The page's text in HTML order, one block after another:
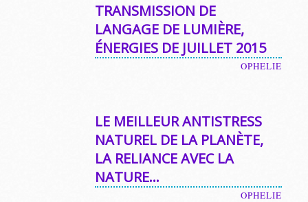
TRANSMISSION DE
LANGAGE DE LUMIÈRE,
ÉNERGIES DE JUILLET 2015
OPHELIE
LE MEILLEUR ANTISTRESS
NATUREL DE LA PLANÈTE,
LA RELIANCE AVEC LA
NATURE…
OPHELIE